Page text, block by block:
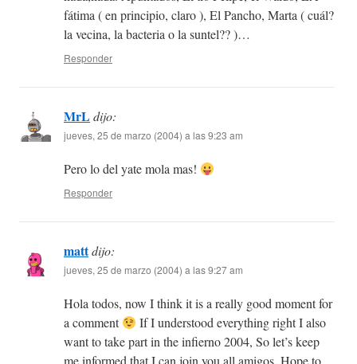
fátima ( en principio, claro ), El Pancho, Marta ( cuál?
la vecina, la bacteria o la suntel?? )…
Responder
MrLdijo:
jueves, 25 de marzo (2004) a las 9:23 am
Pero lo del yate mola mas!
Responder
mattdijo:
jueves, 25 de marzo (2004) a las 9:27 am
Hola todos, now I think it is a really good moment for
a comment
If I understood everything right I also
want to take part in the infierno 2004, So let’s keep
me informed that I can join you all amigos. Hope to